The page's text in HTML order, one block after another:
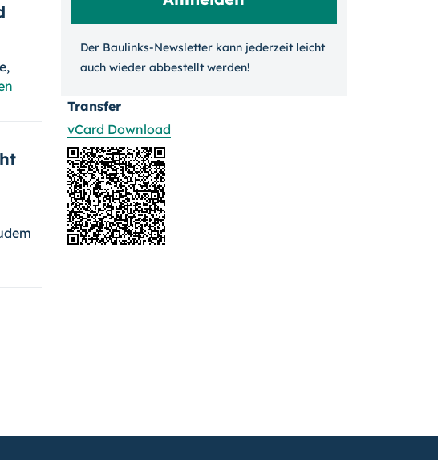
Der Baulinks-Newsletter kann jeder­zeit leicht
auch wieder ab­bestellt werden!
Transfer
vCard Download